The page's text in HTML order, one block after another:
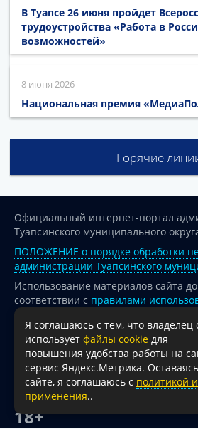
В Туапсе 26 июня пройдет
трудоустройства «Работа в
возможностей»
8 июня 2026
Национальная премия
Горячие
Официальный интернет-портал
Туапсинского муниципального
ПОЛОЖЕНИЕ о порядке обработки
администрации Туапсинского
Использование материалов сайта
соответствии с правилами
опубликованных на сайте
При перепечатке и использовании
на источник обязательна.
Для сайтов и страниц сети
активная гиперссылка на
администрации Туапсинского
18+
Я соглашаюсь с тем, что владелец
использует файлы cookie для
повышения удобства работы на
сервис Яндекс.Метрика.
сайте, я соглашаюсь с политикой
применения..